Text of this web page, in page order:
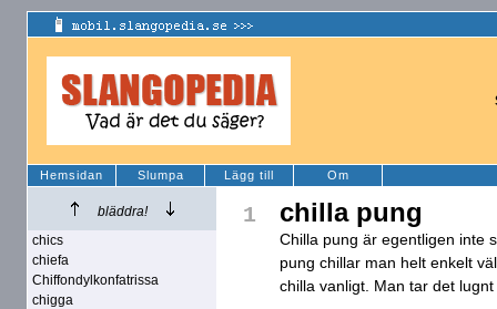
Hemsidan Slumpa Lägg till Om
bläddra!
chics
chiefa
Chiffondylkonfatrissa
chigga
1 chilla pung
Chilla pung är egentligen inte
pung chillar man helt enkelt
chilla vanligt. Man tar det